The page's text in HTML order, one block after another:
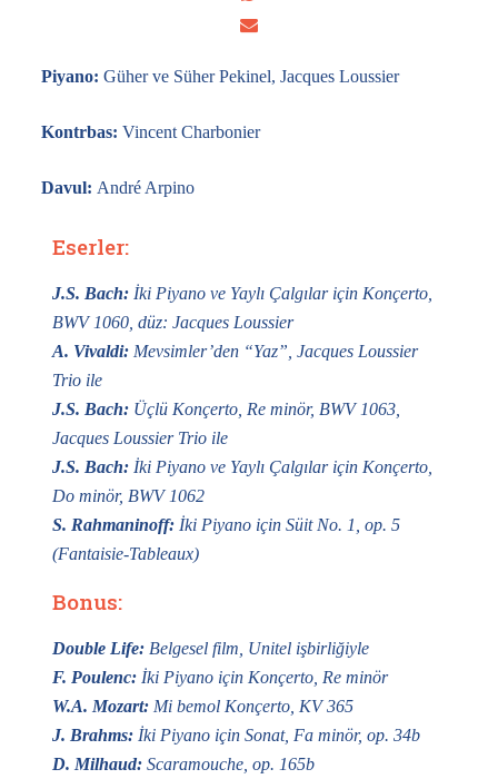
Piyano: Güher ve Süher Pekinel, Jacques Loussier
Kontrbas: Vincent Charbonier
Davul: André Arpino
Eserler:
J.S. Bach:İki Piyano ve Yaylı Çalgılar için Konçerto,
BWV 1060, düz: Jacques Loussier
A. Vivaldi: Mevsimler’den “Yaz”, Jacques Loussier
Trio ile
J.S. Bach:Üçlü Konçerto, Re minör, BWV 1063,
Jacques Loussier Trio ile
J.S. Bach:İki Piyano ve Yaylı Çalgılar için Konçerto,
Do minör, BWV 1062
S. Rahmaninoff:İki Piyano için Süit No. 1, op. 5
(Fantaisie-Tableaux)
Bonus:
Double Life:Belgesel film, Unitel işbirliğiyle
F. Poulenc:İki Piyano için Konçerto, Re minör
W.A. Mozart:Mi bemol Konçerto, KV 365
J. Brahms:İki Piyano için Sonat, Fa minör, op. 34b
D. Milhaud: Scaramouche, op. 165b